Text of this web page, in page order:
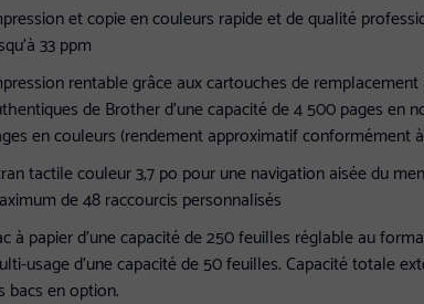
et copie en couleurs rapide et de qualité
33 ppm
rentable grâce aux cartouches de
de Brother d'une capacité de 4 500 pages en
en couleurs (rendement approximatif conformément
tactile couleur 3,7 po pour une navigation aisée du
de 48 raccourcis personnalisés
à papier d'une capacité de 250 feuilles réglable au
usage d'une capacité de 50 feuilles. Capacité totale
bacs en option.